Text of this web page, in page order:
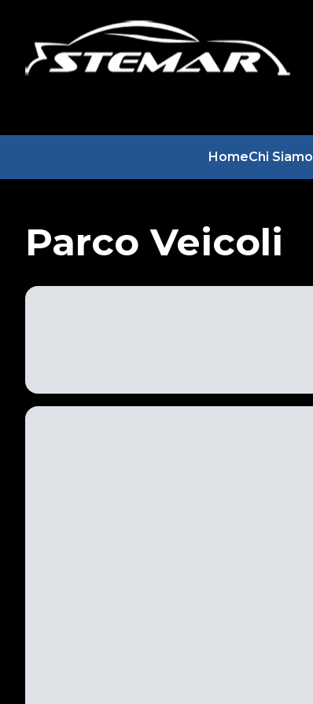
HomeChi Siamo
Parco Veicoli